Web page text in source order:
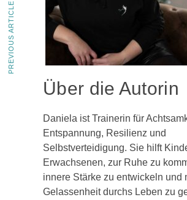
Über die Autorin
Daniela ist Trainerin für
Entspannung, Resilienz und
Selbstverteidigung. Sie hilft
Erwachsenen, zur Ruhe zu
innere Stärke zu entwickeln und
Gelassenheit durchs Leben zu
PREVIOUS ARTICLE